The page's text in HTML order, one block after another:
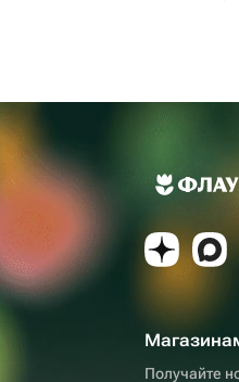
Получайте